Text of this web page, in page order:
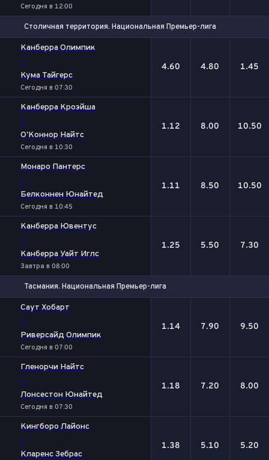
Сегодня в 12:00
Столичная территория. Национальная Премьер-лига
Канберра Олимпик
-
Кума Тайгерс
Сегодня в 07:30
4.60 4.80 1.45
Канберра Кроэйша
-
О'Коннор Найтс
Сегодня в 10:30
1.12 8.00 10.50
Монаро Пантерс
-
Белконнен Юнайтед
Сегодня в 10:45
1.11 8.50 10.50
Канберра Ювентус
-
Канберра Уайт Иглс
Завтра в 08:00
1.25 5.50 7.30
Тасмания. Национальная Премьер-лига
Саут Хобарт
-
Риверсайд Олимпик
Сегодня в 07:00
1.14 7.90 9.50
Гленорчи Найтс
-
Лонсестон Юнайтед
Сегодня в 07:30
1.18 7.20 8.00
Кингборо Лайонс
-
Кларенс Зебрас
1.38 5.10 5.20